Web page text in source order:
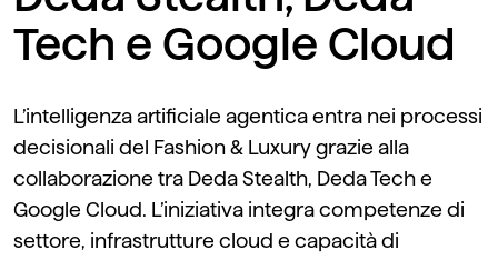
Tech e Google Cloud
L’intelligenza artificiale agentica entra nei processi
decisionali del Fashion & Luxury grazie alla
collaborazione tra Deda Stealth, Deda Tech e
Google Cloud. L’iniziativa integra competenze di
settore, infrastrutture cloud e capacità di